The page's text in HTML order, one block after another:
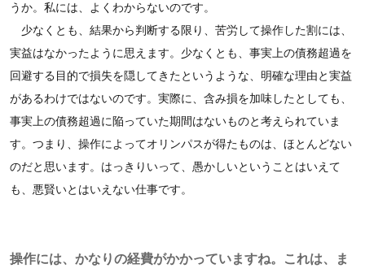
うか。私には、よくわからないのです。
少なくとも、結果から判断する限り、苦労して操作した割には、
実益はなかったように思えます。少なくとも、事実上の債務超過を
回避する目的で損失を隠してきたというような、明確な理由と実益
があるわけではないのです。実際に、含み損を加味したとしても、
事実上の債務超過に陥っていた期間はないものと考えられていま
す。つまり、操作によってオリンパスが得たものは、ほとんどない
のだと思います。はっきりいって、愚かしいということはいえて
も、悪賢いとはいえない仕事です。
操作には、かなりの経費がかかっていますね。これは、ま